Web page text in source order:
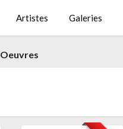
Artistes Galeries
Oeuvres